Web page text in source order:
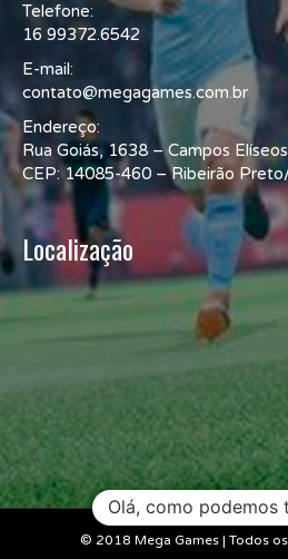
Telefone:
16 99372.6542
E-mail:
contato@megagames.com.br
Endereço:
Rua Goiás, 1638 – Campos Elíseos
CEP: 14085-460 – Ribeirão
Localização
© 2018 Mega Games | Todos
Olá, como podemos